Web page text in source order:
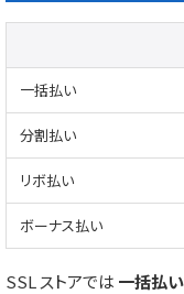
一括払い
分割払い
リボ払い
ボーナス払い
SSL ストアでは 一括払